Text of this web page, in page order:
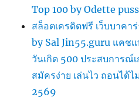
Top 100 by Odette
สล็อตเครดิตฟรี เว็บบาคา
by Sal Jin55.guru แคช
วันเกิด 500 ประสบการณ์
สมัครง่าย เล่นไว ถอนได้
2569